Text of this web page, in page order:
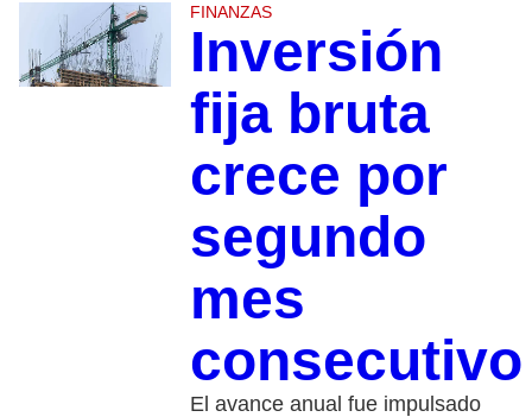
FINANZAS
Inversión
fija bruta
crece por
segundo
mes
El avance anual fue impulsado